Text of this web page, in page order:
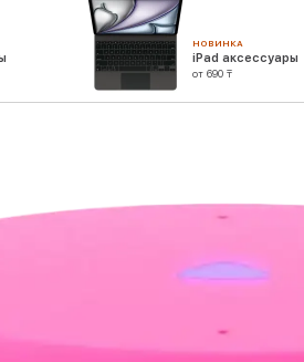
НОВИНКА
iPad аксессуары
от 690 ₸